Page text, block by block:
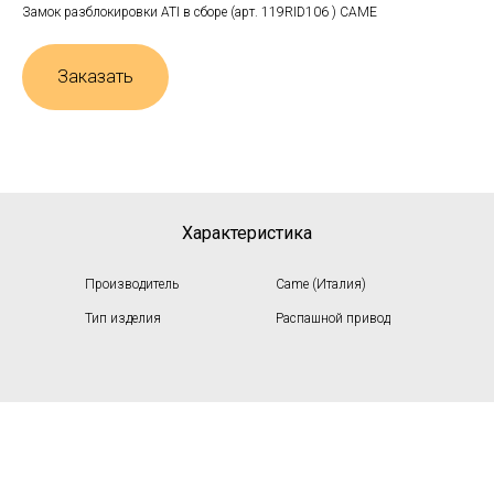
Замок разблокировки ATI в сборе (арт. 119RID106 ) CAME
Заказать
Характеристика
Производитель Came (Италия)
Тип изделия Распашной привод